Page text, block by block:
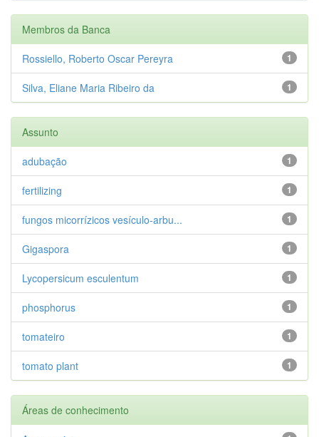
Membros da Banca
1
Rossiello, Roberto Oscar Pereyra
1
Silva, Eliane Maria Ribeiro da
Assunto
1
adubação
1
fertilizing
1
fungos micorrízicos vesículo-arbu...
1
Gigaspora
1
Lycopersicum esculentum
1
phosphorus
1
tomateiro
1
tomato plant
Áreas de conhecimento